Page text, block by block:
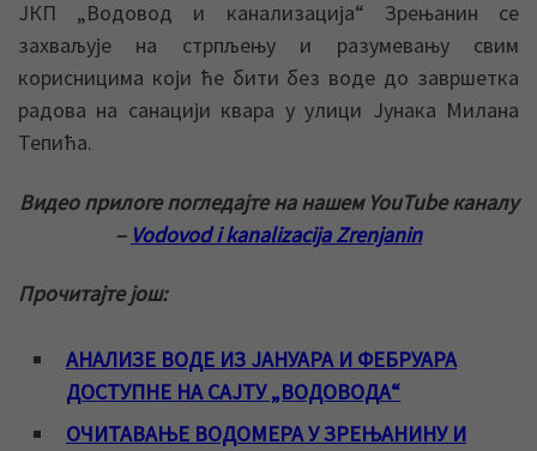
ЈКП „Водовод и канализација“ Зрењанин се
захваљује на стрпљењу и разумевању свим
корисницима који ће бити без воде до завршетка
радова на санацији квара у улици Јунака Милана
Тепића.
Видео прилоге погледајте на нашем YouTube каналу
– Vodovod i kanalizacija Zrenjanin
Прочитајте још:
АНАЛИЗЕ ВОДЕ ИЗ ЈАНУАРА И ФЕБРУАРА
ДОСТУПНЕ НА САЈТУ „ВОДОВОДА“
ОЧИТАВАЊЕ ВОДОМЕРА У ЗРЕЊАНИНУ И